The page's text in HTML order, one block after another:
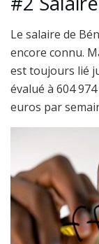
Le salaire de
encore connu.
est toujours lié
évalué à 604
euros par